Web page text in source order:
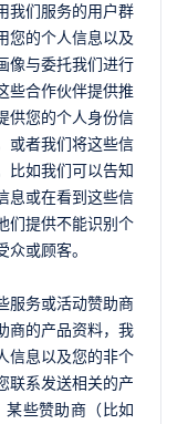
我们服务的用户群
您的个人信息以及
像与委托我们进行
些合作伙伴提供推
供您的个人身份信
或者我们将这些信
比如我们可以告知
息或在看到这些信
们提供不能识别个
或顾客。
服务或活动赞助商
商的产品资料，我
信息以及您的非个
联系发送相关的产
某些赞助商（比如